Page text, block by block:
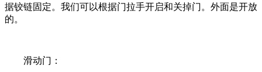
据铰链固定。我们可以根据门拉手开启和关掉门。外面是开放
的。
滑动门：